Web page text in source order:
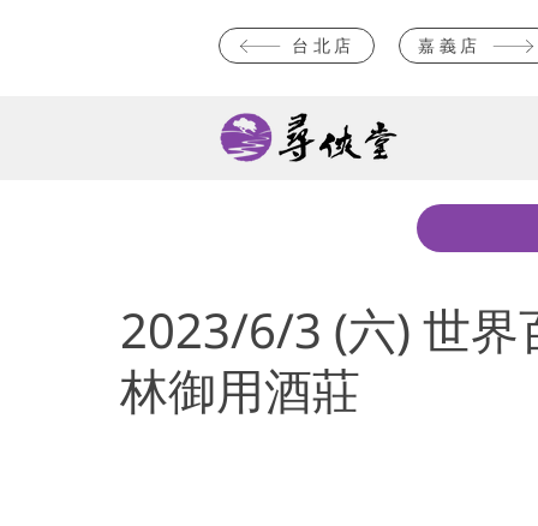
台北店 嘉義店
2023/6/3 (六) 世界
林御用酒莊